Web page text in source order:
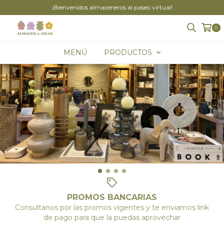
¡Bienvenidos almaceneros al paseo virtual!
0
MENÚ PRODUCTOS
PROMOS BANCARIAS
Consultanos por las promos vigentes y te enviamos link
de pago para que la puedas aprovechar